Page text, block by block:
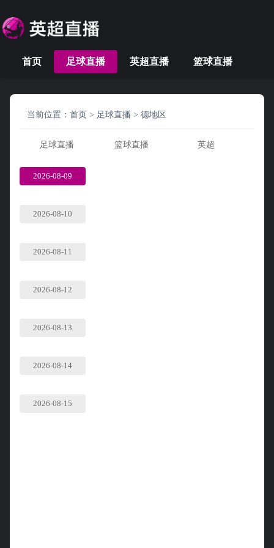
首页 足球直播 英超直播 篮球直播
当前位置： 首页 > 足球直播 > 德地区
足球直播 篮球直播 英超
2026-08-09
2026-08-10
2026-08-11
2026-08-12
2026-08-13
2026-08-14
2026-08-15